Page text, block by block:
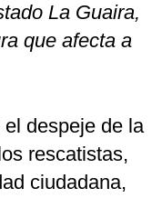
La Guaira,
que afecta a
despeje de la
rescatistas,
ciudadana,